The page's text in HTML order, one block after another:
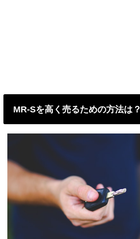
MR-Sを高く売るための方法は？